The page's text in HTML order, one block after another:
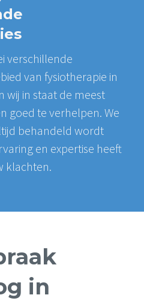
verschillende
van fysiotherapie in
wij in staat de meest
goed te verhelpen. We
behandeld wordt
en expertise heeft
klachten.
in